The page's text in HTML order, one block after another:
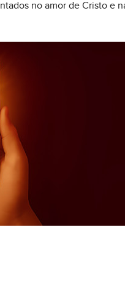
no amor de Cristo e